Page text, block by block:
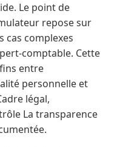
Le point de
repose sur
cas complexes
comptable. Cette
entre
personnelle et
légal,
La transparence